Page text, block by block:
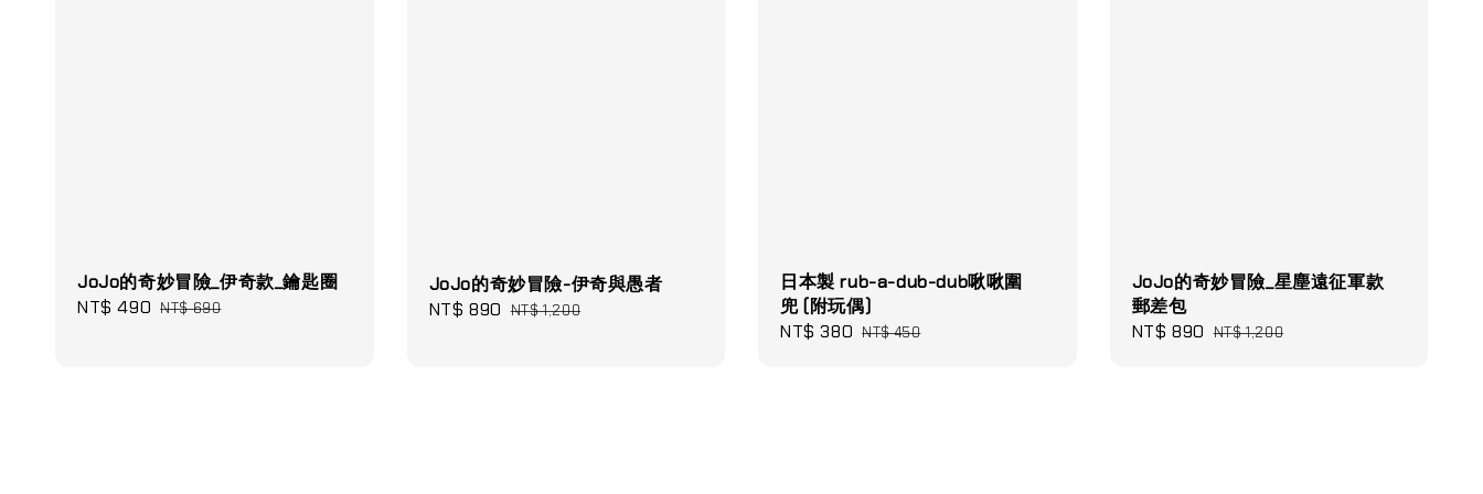
JoJo的奇妙冒險_伊奇款_鑰匙圈
Sale
NT$ 490 Regular
NT$ 690
JoJo的奇妙冒險-伊奇與愚者
Sale
NT$ 890 Regular
NT$ 1,200
日本製 rub-a-dub-dub啾啾圍
兜 (附玩偶)
Sale
NT$ 380 Regular
NT$ 450
JoJo的奇妙冒險_星塵遠征軍款
郵差包
Sale
NT$ 890 Regular
NT$ 1,200